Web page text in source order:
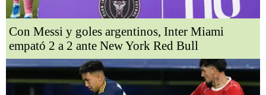
Con Messi y goles argentinos, Inter Miami
empató 2 a 2 ante New York Red Bull